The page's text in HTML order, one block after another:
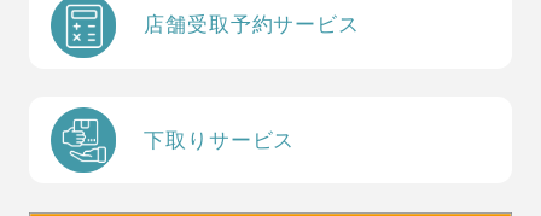
店舗受取予約サービス
下取りサービス